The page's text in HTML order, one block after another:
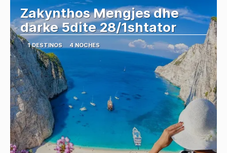
Zakynthos Mengjes dhe
darke 5dite 28/1shtator
1 DESTINOS 4 NOCHES